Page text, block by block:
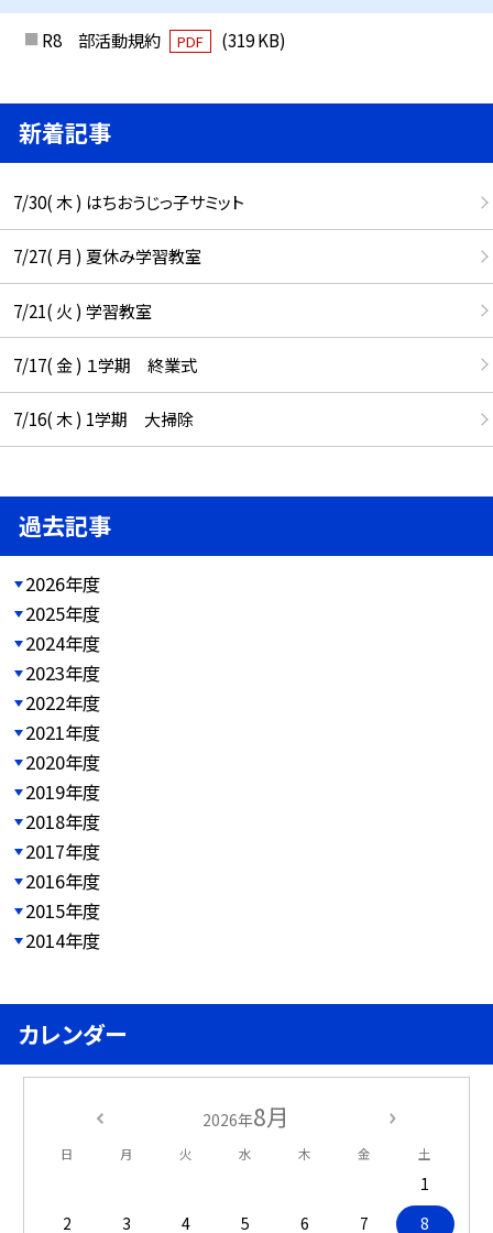
R8 部活動規約 PDF (319 KB)
新着記事
7/30( 木 ) はちおうじっ子サミット
7/27( 月 ) 夏休み学習教室
7/21( 火 ) 学習教室
7/17( 金 ) １学期 終業式
7/16( 木 ) 1学期 大掃除
過去記事
2026年度
2025年度
2024年度
2023年度
2022年度
2021年度
2020年度
2019年度
2018年度
2017年度
2016年度
2015年度
2014年度
カレンダー
2026年8月
日 月 火 水 木 金 土
1
2
3 4 5 6 7
8